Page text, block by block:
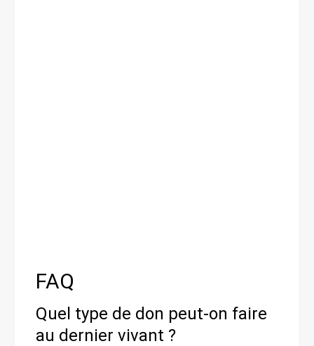
FAQ
Quel type de don peut-on faire
au dernier vivant ?